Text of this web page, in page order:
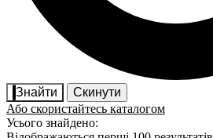
Знайти
Скинути
Або скористайтесь каталогом
Усього знайдено: